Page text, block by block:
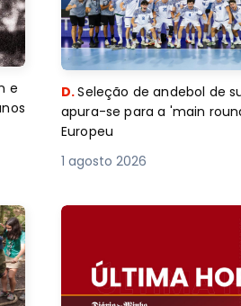
e
D.Seleção de andebol de
apura-se para a 'main
Europeu
1 agosto 2026